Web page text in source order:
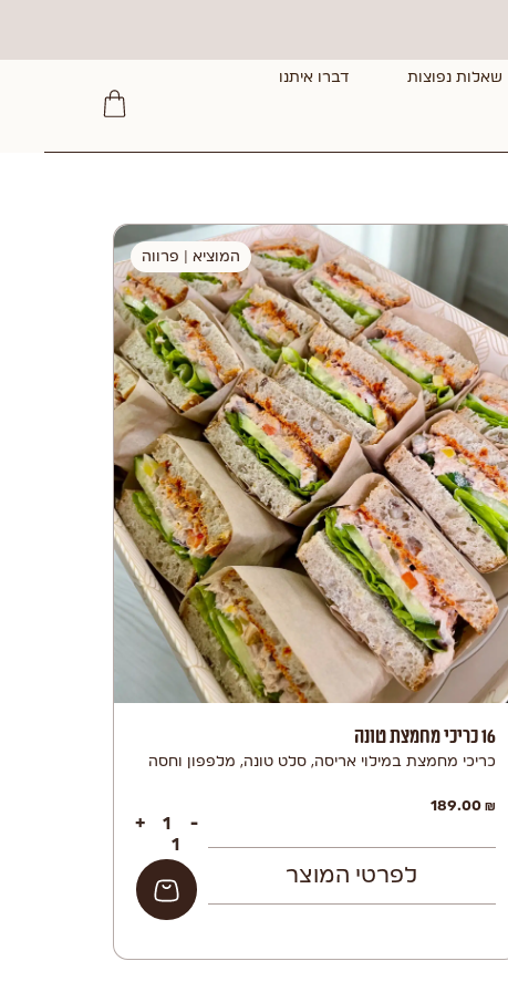
שאלות נפוצות דברו איתנו
המוציא| פרווה
16 כריכי מחמצת טונה
כריכי מחמצת במילוי אריסה, סלט טונה, מלפפון וחסה
189.00 ₪
לפרטי המוצר
-
+
הוספה לסל